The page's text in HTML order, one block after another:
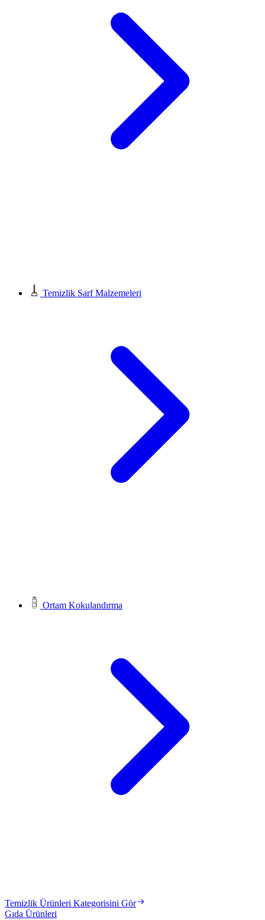
Temizlik Sarf Malzemeleri
Ortam Kokulandırma
Temizlik Ürünleri Kategorisini Gör
Gıda Ürünleri